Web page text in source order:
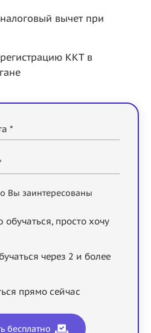
вычет при
ККТ в
*
Вы заинтересованы
просто хочу
через 2 и более
прямо сейчас
бесплатно